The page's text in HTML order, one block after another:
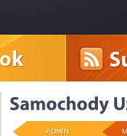
ADMIN